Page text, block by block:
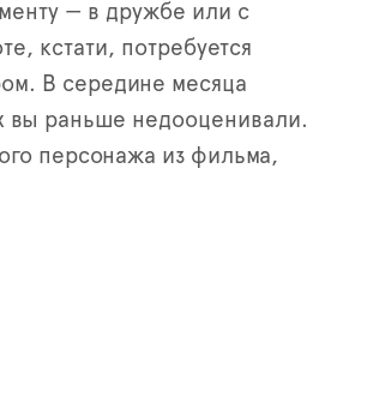
— в дружбе или с
кстати, потребуется
В середине месяца
вы раньше недооценивали.
персонажа из фильма,